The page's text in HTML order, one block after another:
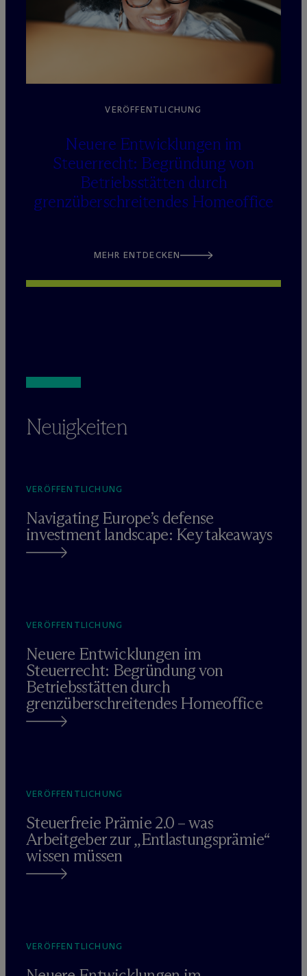
VERÖFFENTLICHUNG
Neuere Entwicklungen im
Steuerrecht: Begründung von
Betriebsstätten durch
grenzüberschreitendes Homeoffice
MEHR ENTDECKEN
Neuigkeiten
VERÖFFENTLICHUNG
Navigating Europe’s defense
investment landscape: Key takeaways
VERÖFFENTLICHUNG
Neuere Entwicklungen im
Steuerrecht: Begründung von
Betriebsstätten durch
grenzüberschreitendes Homeoffice
VERÖFFENTLICHUNG
Steuerfreie Prämie 2.0 – was
Arbeitgeber zur „Entlastungsprämie“
wissen müssen
VERÖFFENTLICHUNG